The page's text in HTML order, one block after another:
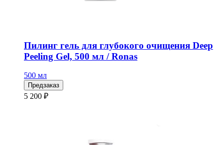
Пилинг гель для глубокого очищения Deep
Peeling Gel, 500 мл / Ronas
500 мл
Предзаказ
5 200 ₽